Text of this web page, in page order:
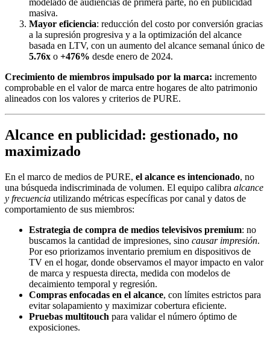
modelado de audiencias de primera parte, no en publicidad
masiva.
Mayor eficiencia: reducción del costo por conversión gracias
a la supresión progresiva y a la optimización del alcance
basada en LTV, con un aumento del alcance semanal único de
5.76x o +476% desde enero de 2024.
Crecimiento de miembros impulsado por la marca: incremento
comprobable en el valor de marca entre hogares de alto patrimonio
alineados con los valores y criterios de PURE.
Alcance en publicidad: gestionado, no
maximizado
En el marco de medios de PURE, el alcance es intencionado, no
una búsqueda indiscriminada de volumen. El equipo calibra alcance
y frecuencia utilizando métricas específicas por canal y datos de
comportamiento de sus miembros:
Estrategia de compra de medios televisivos premium: no
buscamos la cantidad de impresiones, sino causar impresión.
Por eso priorizamos inventario premium en dispositivos de
TV en el hogar, donde observamos el mayor impacto en valor
de marca y respuesta directa, medida con modelos de
decaimiento temporal y regresión.
Compras enfocadas en el alcance, con límites estrictos para
evitar solapamiento y maximizar cobertura eficiente.
Pruebas multitouch para validar el número óptimo de
exposiciones.